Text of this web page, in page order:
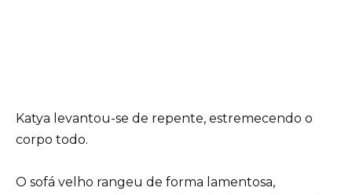
Katya levantou-se de repente, estremecendo o
corpo todo.
O sofá velho rangeu de forma lamentosa,